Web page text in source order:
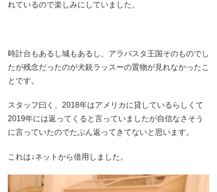
れているので楽しみにしていました。
時計台もあるし城もあるし、アラバスタ王国そのものでし
たが残念だったのが犬銃ラッスーの置物が見れなかったこ
とです。
スタッフ曰く、2018年はアメリカに貸しているらしくて
2019年には返ってくると言っていましたが自信なさそう
に言っていたのでたぶん返ってきてないと思います。
これは↓ネットから借用しました。